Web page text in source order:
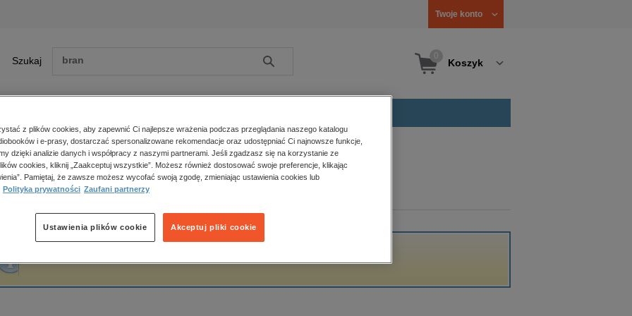
Twoje konto
Szukaj Szukaj Koszyk
Zobacz wszystkie E-prasa
polityka, społeczno-informacyjne
psychologiczne
popularno-naukowe
historia
główna Wei Yu
Yu
z plików cookies, aby zapewnić Ci najlepsze wrażenia podczas przeglądania naszego katalogu
i e-prasy, dostarczać spersonalizowane rekomendacje oraz udostępniać Ci najnowsze funkcje,
dzięki analizie danych i współpracy z naszymi partnerami. Jeśli zgadzasz się na korzystanie ze
cookies, kliknij „Zaakceptuj wszystkie”. Możesz również dostosować swoje preferencje, klikając
Pamiętaj, że zawsze możesz wycofać swoją zgodę, zmieniając ustawienia cookies lub
Polityka prywatności Zaufani partnerzy
Akceptuj pliki cookie
Ustawienia plików cookie